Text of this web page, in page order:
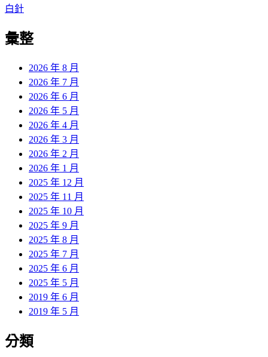
導
覽
白針
彙整
2026 年 8 月
2026 年 7 月
2026 年 6 月
2026 年 5 月
2026 年 4 月
2026 年 3 月
2026 年 2 月
2026 年 1 月
2025 年 12 月
2025 年 11 月
2025 年 10 月
2025 年 9 月
2025 年 8 月
2025 年 7 月
2025 年 6 月
2025 年 5 月
2019 年 6 月
2019 年 5 月
分類